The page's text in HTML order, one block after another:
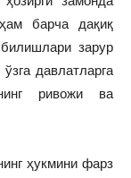
барча дақиқ
зарур
давлатларга
ривожи ва
ҳукмини фарз